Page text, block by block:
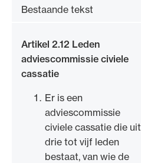
Bestaande tekst
Artikel 2.12 Leden
adviescommissie civiele
cassatie
Er is een
adviescommissie
civiele cassatie die uit
drie tot vijf leden
bestaat, van wie de